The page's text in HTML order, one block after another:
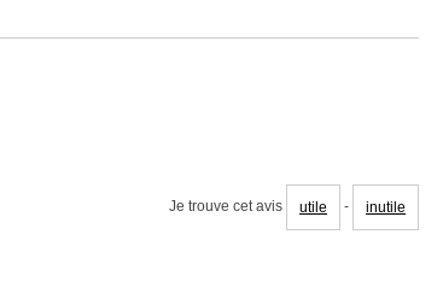
Je trouve cet avis utile - inutile